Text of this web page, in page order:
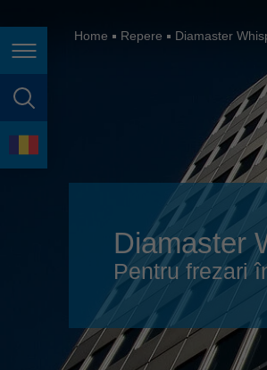
căutare în pagină
Limbă
Home Repere Diamaster
Diamaster
Pentru frezari